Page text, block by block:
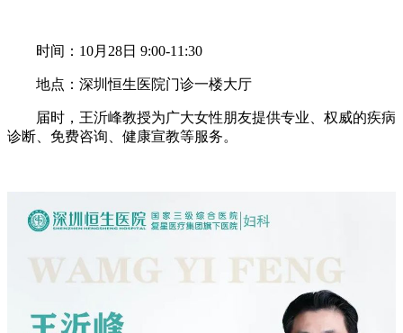
时间：10月28日 9:00-11:30
地点：深圳恒生医院门诊一楼大厅
届时，王沂峰教授为广大女性朋友提供专业、权威的疾病
诊断、免费咨询、健康宣教等服务。